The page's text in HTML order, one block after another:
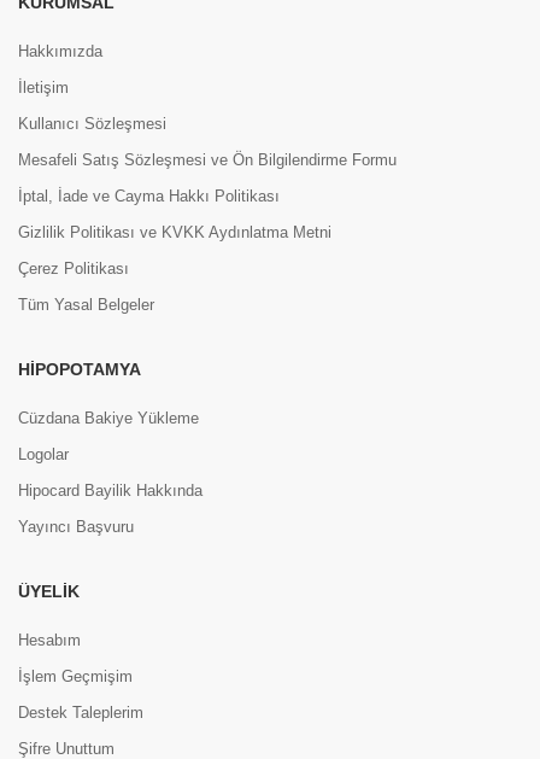
Hakkımızda
İletişim
Kullanıcı Sözleşmesi
Mesafeli Satış Sözleşmesi ve Ön Bilgilendirme Formu
İptal, İade ve Cayma Hakkı Politikası
Gizlilik Politikası ve KVKK Aydınlatma Metni
Çerez Politikası
Tüm Yasal Belgeler
HIPOPOTAMYA
Cüzdana Bakiye Yükleme
Logolar
Hipocard Bayilik Hakkında
Yayıncı Başvuru
ÜYELIK
Hesabım
İşlem Geçmişim
Destek Taleplerim
Şifre Unuttum